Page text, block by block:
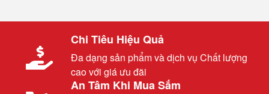
Chi Tiêu Hiệu Quả
Đa dạng sản phẩm và dịch vụ Chất lượng
cao với giá ưu đãi
An Tâm Khi Mua Sắm